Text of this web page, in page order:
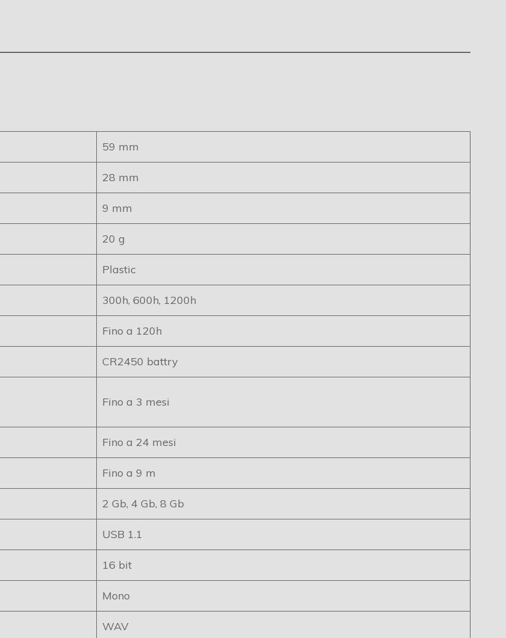
59 mm
28 mm
9 mm
20 g
Plastic
300h, 600h, 1200h
Fino a 120h
CR2450 battry
Fino a 3 mesi
Fino a 24 mesi
Fino a 9 m
2 Gb, 4 Gb, 8 Gb
USB 1.1
16 bit
Mono
WAV